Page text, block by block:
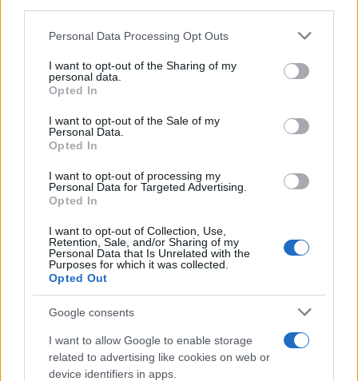
Please note that this website/app uses one or more Google
not limited to your visit or usage behaviour. You may click to
grant or deny consent to Google and its third-party tags to
use your data for below specified purposes in below Google
consent section.
Personal Data Processing Opt Outs
I want to opt-out of the Sharing of my
personal data.
Opted In
I want to opt-out of the Sale of my
Personal Data.
Opted In
I want to opt-out of processing my
Personal Data for Targeted Advertising.
Opted In
I want to opt-out of Collection, Use,
Retention, Sale, and/or Sharing of my
Personal Data that Is Unrelated with the
Purposes for which it was collected.
Opted Out
Google consents
I want to allow Google to enable storage
related to advertising like cookies on web or
device identifiers in apps.
Ιεροσόλυμα για πρώτη φορά μετά από 40 μέρες
λόγω πολέμου
Στα πρώτα βίντεο που κυκλοφόρησαν νωρίς τα ξημερώματα,
φαίνονται πιστοί όλων των θρησκειών, χριστιανοί,
μουσουλμάνοι και εβραίοι, να περνούν και πάλι τις πύλες της
09.04.2026 08:48
Συντακτική